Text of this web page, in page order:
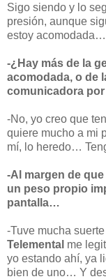
Sigo siendo y lo
presión, aunque
estoy acomodada…
-¿Hay más de la
acomodada, o de
comunicadora
-No, yo creo que
quiere mucho a mi
mí, lo heredo…
-Al margen de
un peso propio
pantalla…
-Tuve mucha
Telemental me
yo estando ahí, ya
bien de uno… Y